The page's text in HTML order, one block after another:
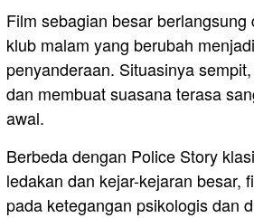
Film sebagian besar berlangsung
klub malam yang berubah
penyanderaan. Situasinya
dan membuat suasana terasa
awal.
Berbeda dengan Police Story
ledakan dan kejar-kejaran besar,
pada ketegangan psikologis dan